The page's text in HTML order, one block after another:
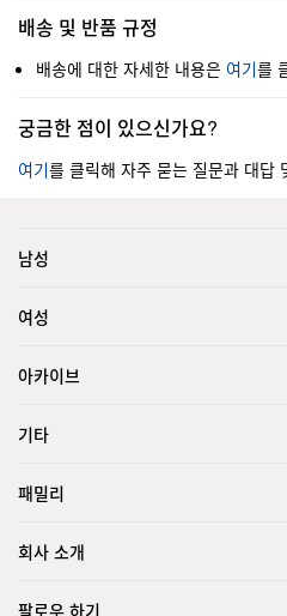
배송 및 반품 규정
배송에 대한 자세한 내용은 여기를
궁금한 점이 있으신가요?
여기를 클릭해 자주 묻는 질문과 대답
남성
여성
아카이브
기타
패밀리
회사 소개
팔로우 하기